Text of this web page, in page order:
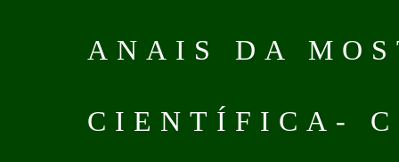
ANAIS DA
CIENTÍFICA-